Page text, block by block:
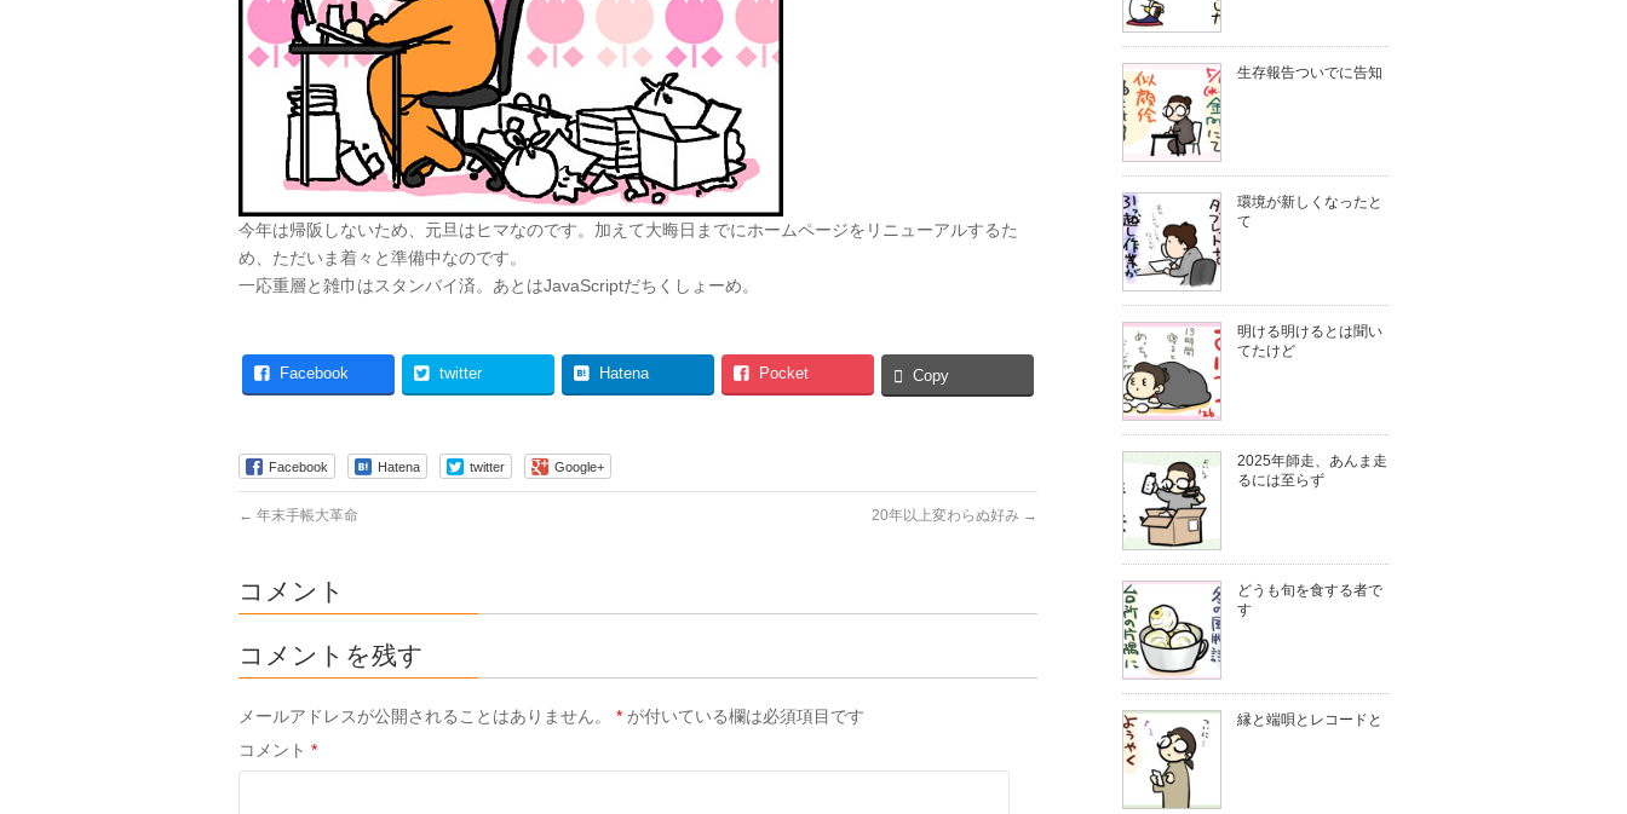
今年は帰阪しないため、元旦はヒマなのです。加えて大晦日までにホームページをリニューアルするた
め、ただいま着々と準備中なのです。
一応重層と雑巾はスタンバイ済。あとはJavaScriptだちくしょーめ。
Facebook twitter Hatena Pocket Copy
Facebook Hatena twitter Google+
← 年末手帳大革命 20年以上変わらぬ好み →
コメント
コメントを残す
メールアドレスが公開されることはありません。 * が付いている欄は必須項目です
コメント *
生存報告ついでに告知
環境が新しくなったと
て
明ける明けるとは聞い
てたけど
2025年師走、あんま走
るには至らず
どうも旬を食する者で
す
縁と端唄とレコードと